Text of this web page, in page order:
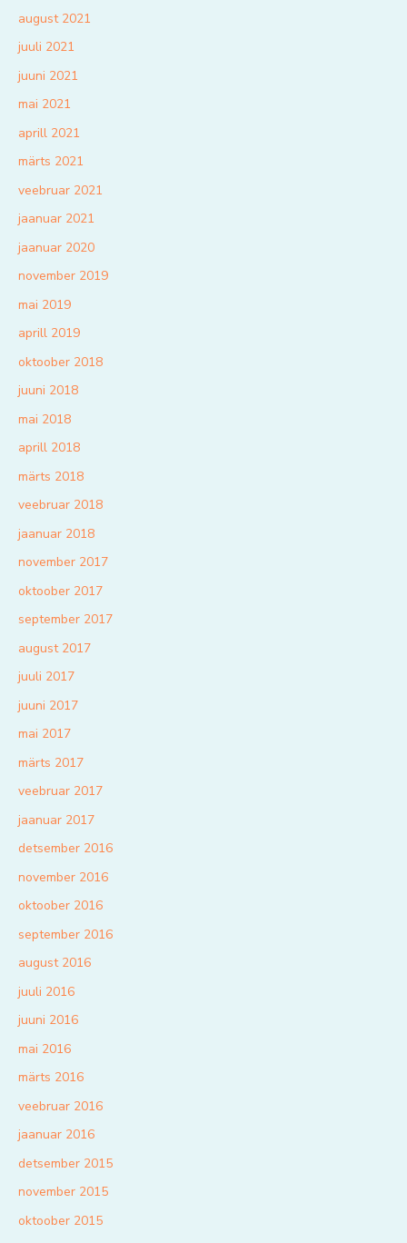
august 2021
juuli 2021
juuni 2021
mai 2021
aprill 2021
märts 2021
veebruar 2021
jaanuar 2021
jaanuar 2020
november 2019
mai 2019
aprill 2019
oktoober 2018
juuni 2018
mai 2018
aprill 2018
märts 2018
veebruar 2018
jaanuar 2018
november 2017
oktoober 2017
september 2017
august 2017
juuli 2017
juuni 2017
mai 2017
märts 2017
veebruar 2017
jaanuar 2017
detsember 2016
november 2016
oktoober 2016
september 2016
august 2016
juuli 2016
juuni 2016
mai 2016
märts 2016
veebruar 2016
jaanuar 2016
detsember 2015
november 2015
oktoober 2015